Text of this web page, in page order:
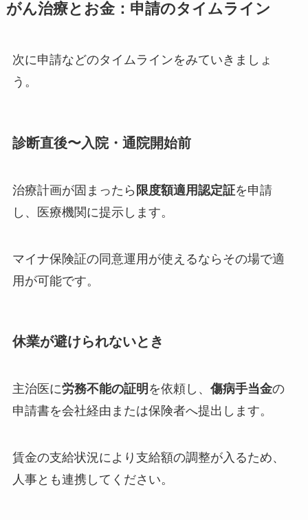
がん治療とお金：申請のタイムライン
次に申請などのタイムラインをみていきましょ
う。
診断直後〜入院・通院開始前
治療計画が固まったら 限度額適用認定証を申請
し、医療機関に提示します。
マイナ保険証の同意運用が使えるならその場で適
用が可能です。
休業が避けられないとき
主治医に労務不能の証明 を依頼し、 傷病手当金の
申請書を会社経由または保険者へ提出します。
賃金の支給状況により支給額の調整が入るため、
人事とも連携してください。